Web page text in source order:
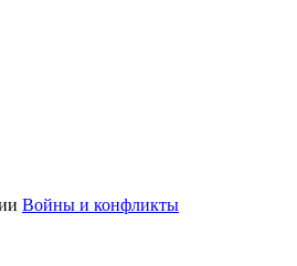
Войны и конфликты